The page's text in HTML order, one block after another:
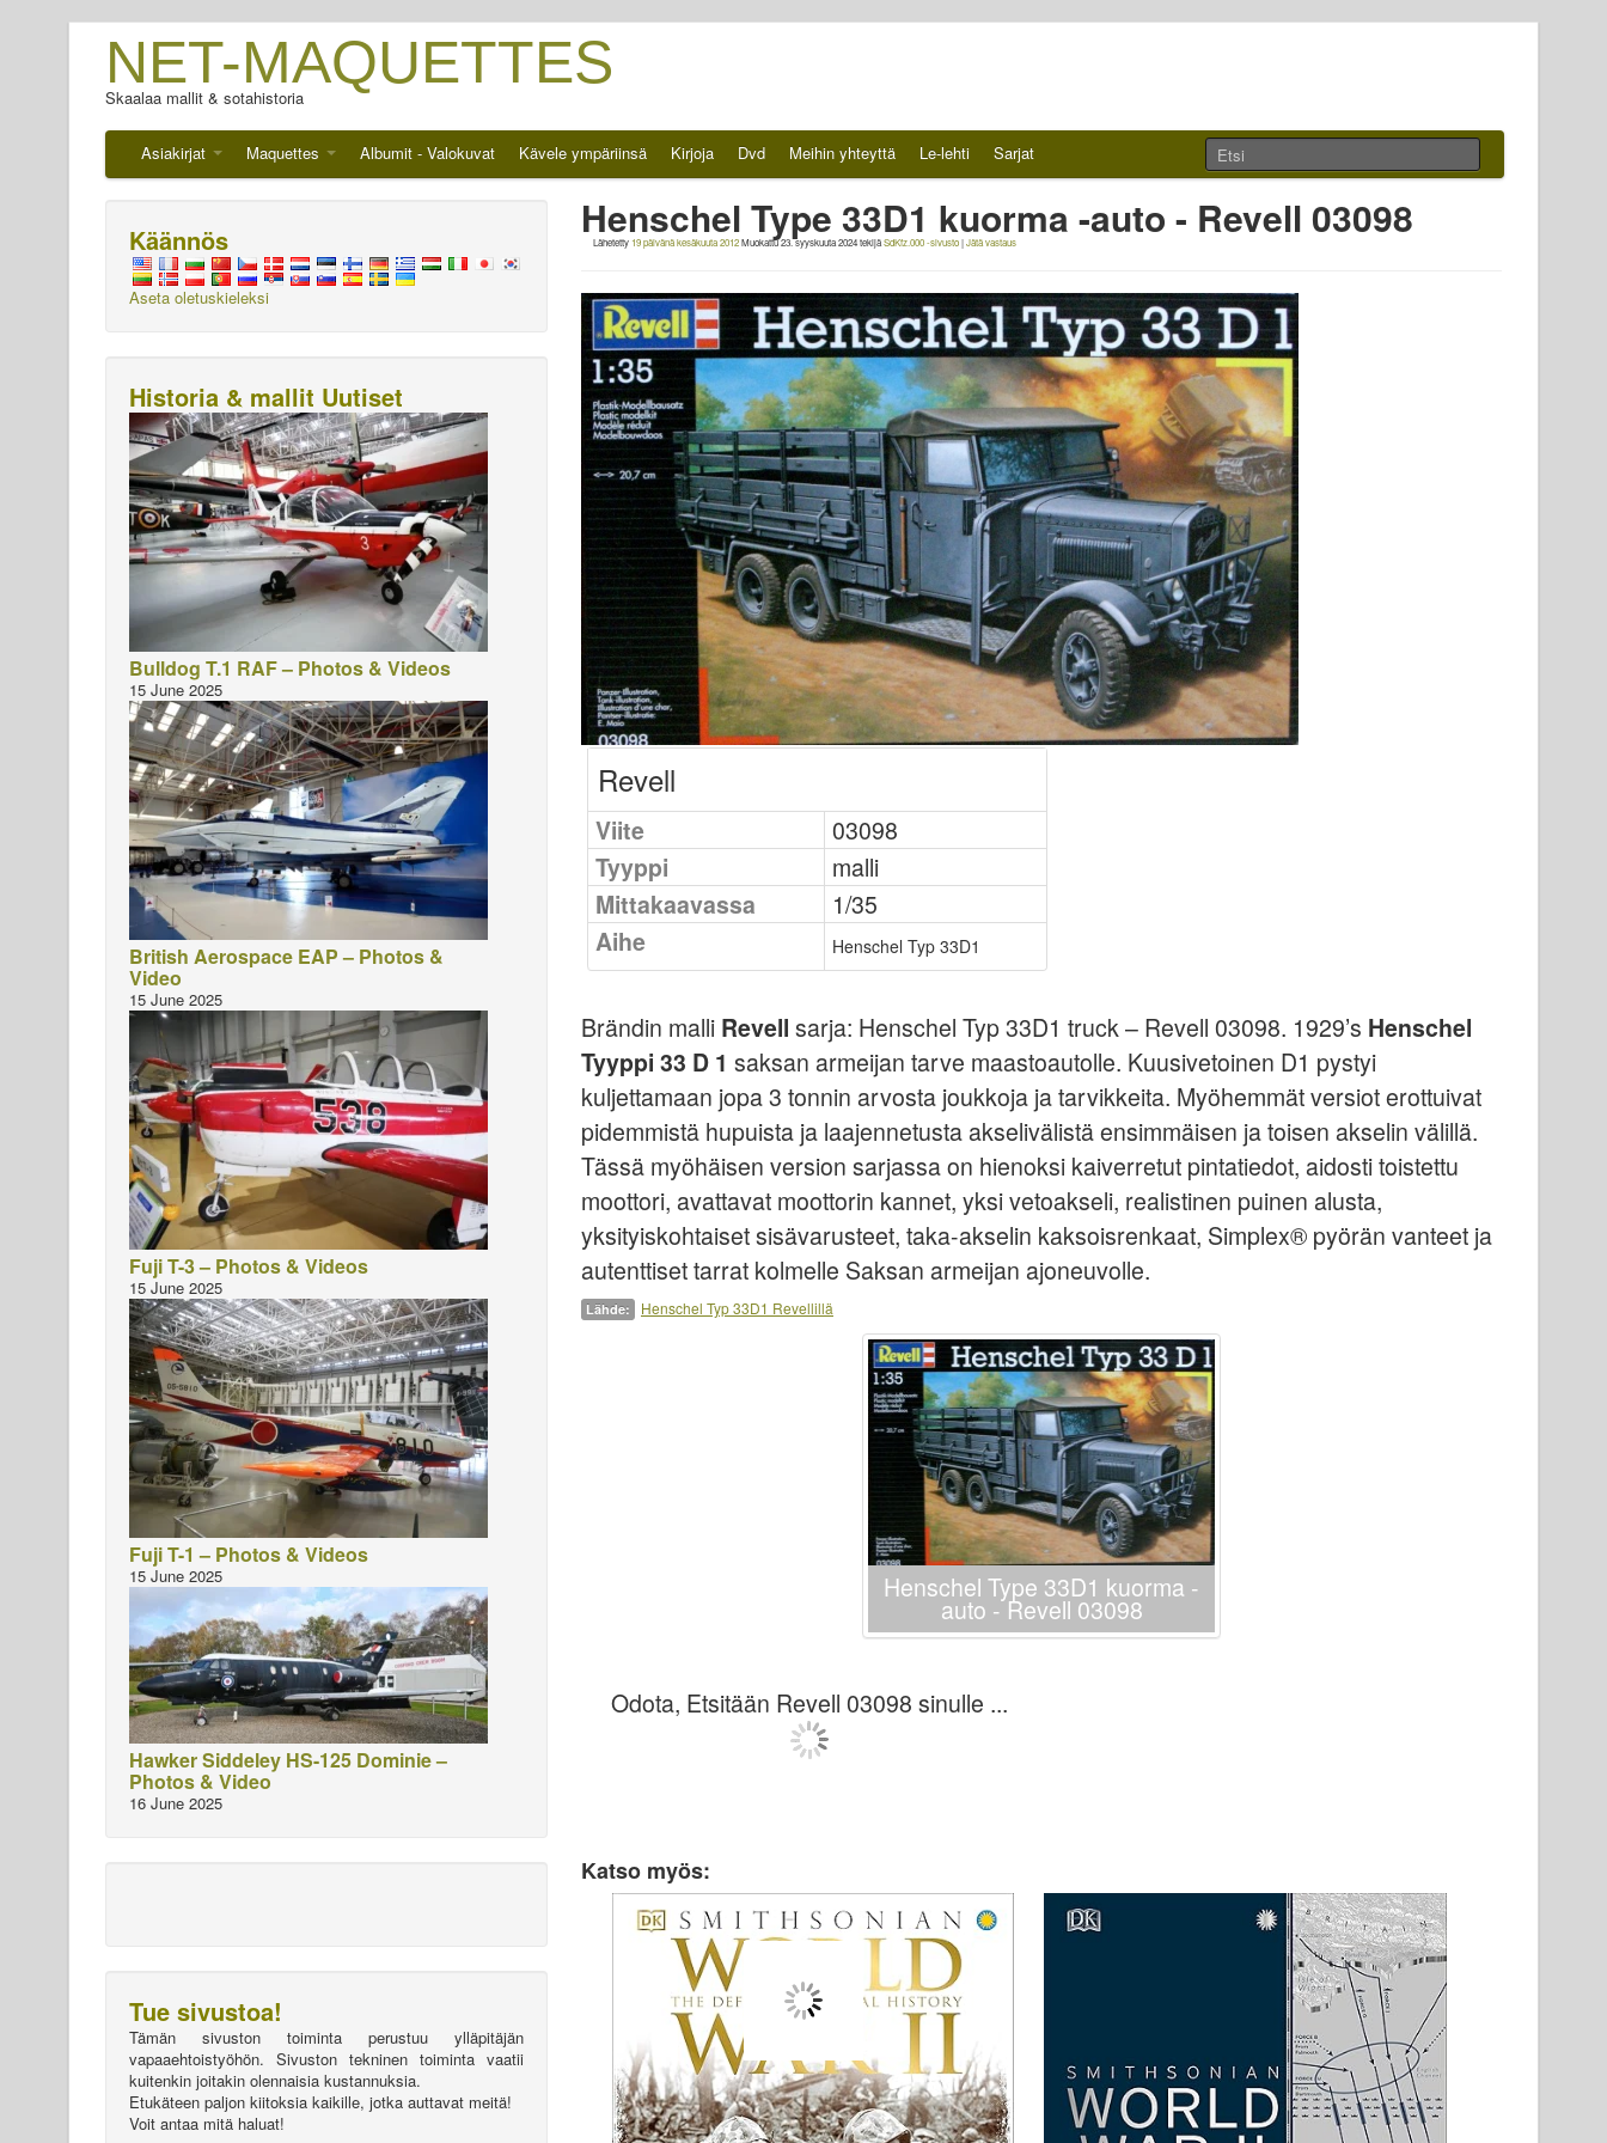
NET-MAQUETTES
Skaalaa mallit & sotahistoria
Asiakirjat Maquettes Albumit - Valokuvat Kävele ympäriinsä Kirjoja Dvd Meihin yhteyttä Le-lehti Sarjat
Henschel Type 33D1 kuorma -auto - Revell 03098
Lähetetty 19 päivänä kesäkuuta 2012Muokattu23. syyskuuta 2024tekijäSdKfz.000 -sivusto|Jätä vastaus
Revell
Viite
03098
Tyyppi
malli
Mittakaavassa
1/35
Aihe
Henschel Typ 33D1
Brändin malli Revell sarja: Henschel Typ 33D1 truck – Revell 03098. 1929’s Henschel
Tyyppi 33 D 1 saksan armeijan tarve maastoautolle. Kuusivetoinen D1 pystyi
kuljettamaan jopa 3 tonnin arvosta joukkoja ja tarvikkeita. Myöhemmät versiot erottuivat
pidemmistä hupuista ja laajennetusta akselivälistä ensimmäisen ja toisen akselin välillä.
Tässä myöhäisen version sarjassa on hienoksi kaiverretut pintatiedot, aidosti toistettu
moottori, avattavat moottorin kannet, yksi vetoakseli, realistinen puinen alusta,
yksityiskohtaiset sisävarusteet, taka-akselin kaksoisrenkaat, Simplex® pyörän vanteet ja
autenttiset tarrat kolmelle Saksan armeijan ajoneuvolle.
Lähde: Henschel Typ 33D1 Revellillä
Henschel Type 33D1 kuorma -
auto - Revell 03098
Odota, Etsitään Revell 03098 sinulle ...
Katso myös:
Käännös
Aseta oletuskieleksi
Historia & mallit Uutiset
Bulldog T.1 RAF – Photos & Videos
15 June 2025
British Aerospace EAP – Photos &
Video
15 June 2025
Fuji T-3 – Photos & Videos
15 June 2025
Fuji T-1 – Photos & Videos
15 June 2025
Hawker Siddeley HS-125 Dominie –
Photos & Video
16 June 2025
Tue sivustoa!
Tämän sivuston toiminta perustuu ylläpitäjän
vapaaehtoistyöhön. Sivuston tekninen toiminta vaatii
kuitenkin joitakin olennaisia kustannuksia.
Etukäteen paljon kiitoksia kaikille, jotka auttavat meitä!
Voit antaa mitä haluat!